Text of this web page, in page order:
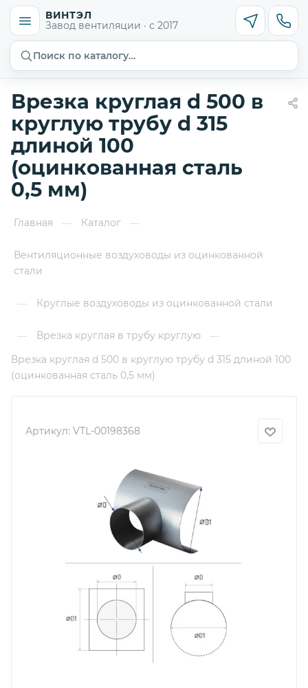
ВИНТЭЛ
Завод вентиляции · с 2017
Поиск по каталогу…
Врезка круглая d 500 в
круглую трубу d 315
длиной 100
(оцинкованная сталь
0,5 мм)
Главная — Каталог —
Вентиляционные воздуховоды из оцинкованной
стали
— Круглые воздуховоды из оцинкованной стали
— Врезка круглая в трубу круглую
—
Врезка круглая d 500 в круглую трубу d 315 длиной 100
(оцинкованная сталь 0,5 мм)
Артикул: VTL-00198368